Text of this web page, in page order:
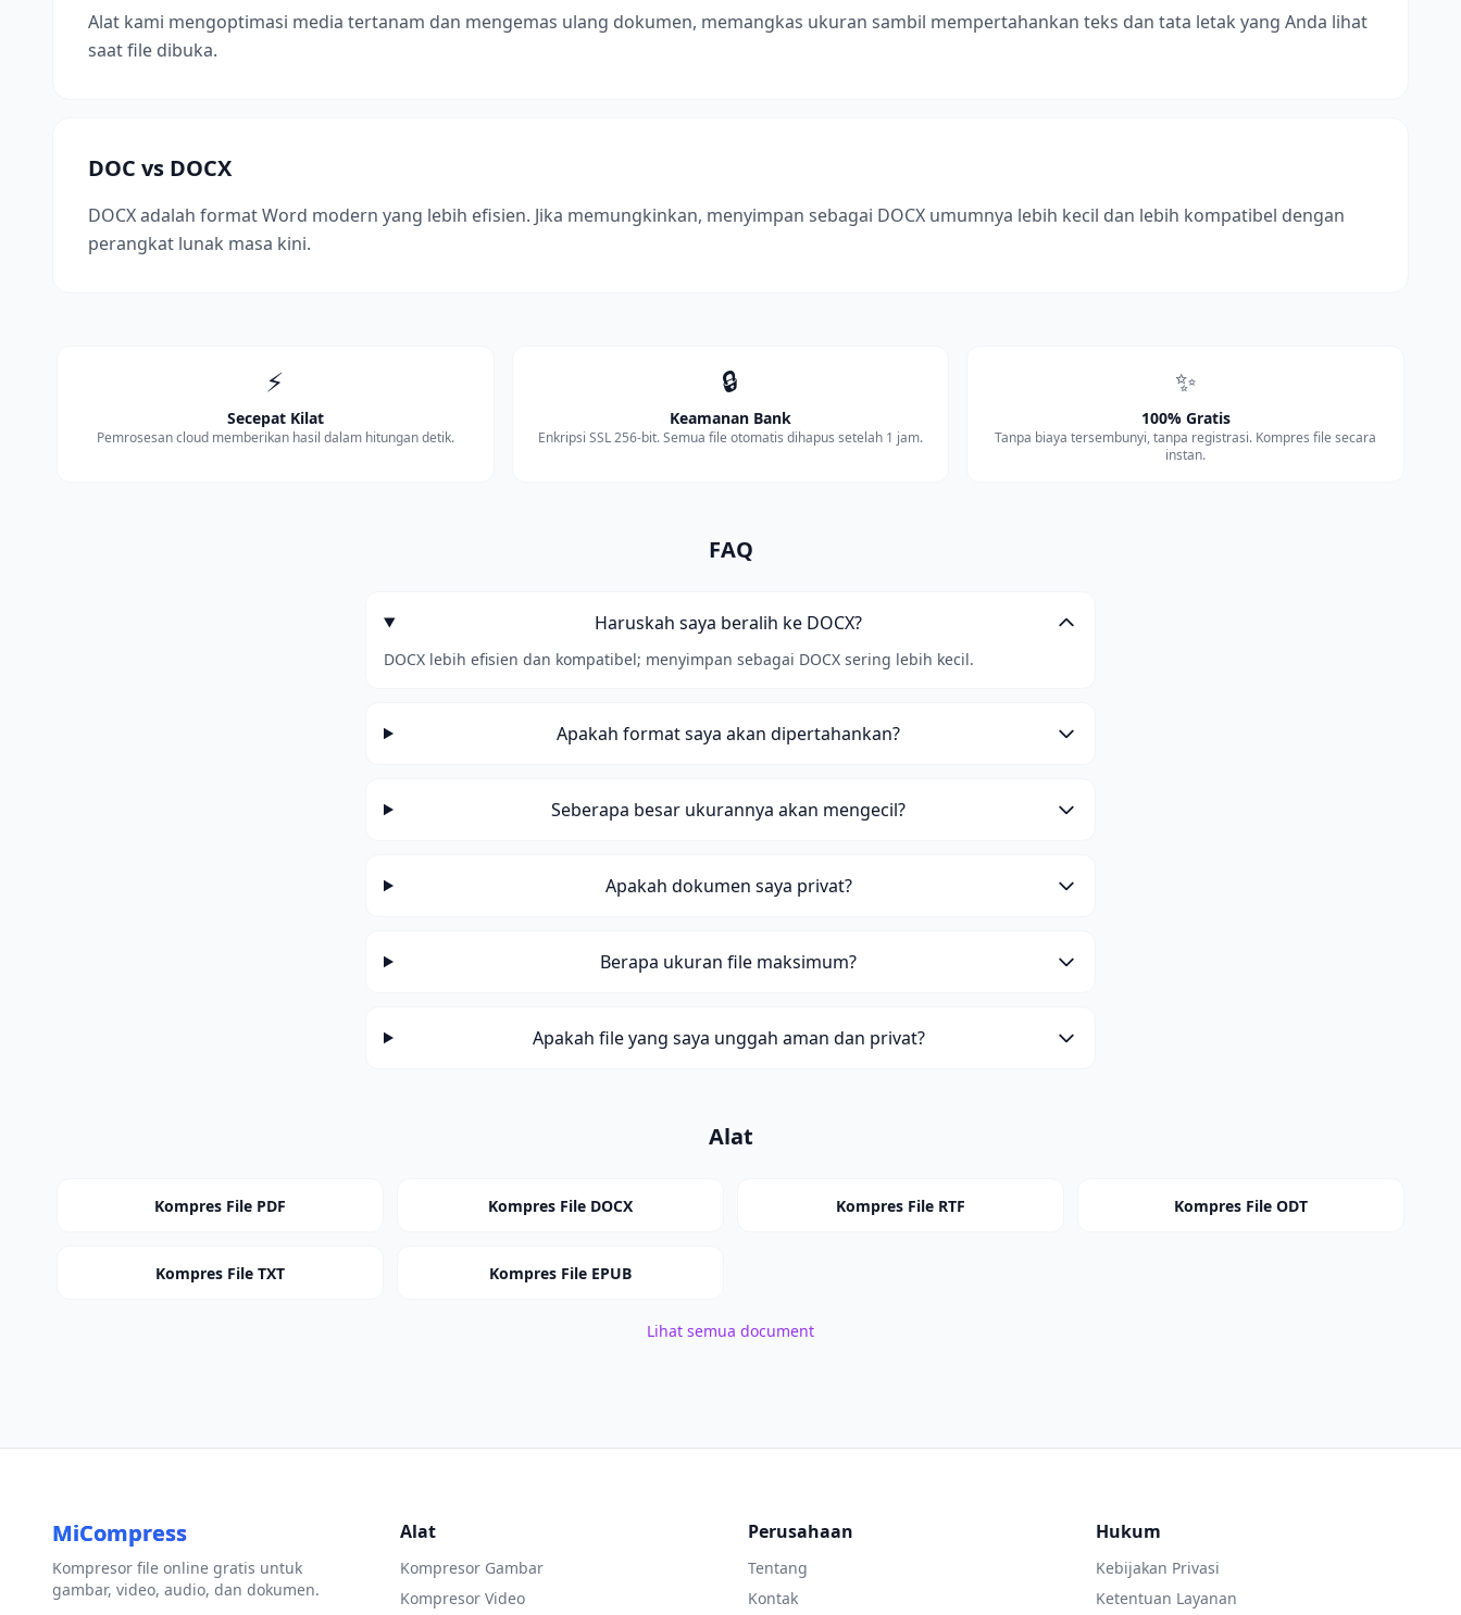
Alat kami mengoptimasi media tertanam dan mengemas ulang dokumen, memangkas ukuran sambil mempertahankan teks dan tata letak yang Anda lihat
saat file dibuka.
DOC vs DOCX
DOCX adalah format Word modern yang lebih efisien. Jika memungkinkan, menyimpan sebagai DOCX umumnya lebih kecil dan lebih kompatibel dengan
perangkat lunak masa kini.
⚡
Secepat Kilat
Pemrosesan cloud memberikan hasil dalam hitungan detik.
🔒
Keamanan Bank
Enkripsi SSL 256-bit. Semua file otomatis dihapus setelah 1 jam.
✨
100% Gratis
Tanpa biaya tersembunyi, tanpa registrasi. Kompres file secara
instan.
FAQ
Haruskah saya beralih ke DOCX?
DOCX lebih efisien dan kompatibel; menyimpan sebagai DOCX sering lebih kecil.
Apakah format saya akan dipertahankan?
Seberapa besar ukurannya akan mengecil?
Apakah dokumen saya privat?
Berapa ukuran file maksimum?
Apakah file yang saya unggah aman dan privat?
Alat
Kompres File PDF Kompres File DOCX Kompres File RTF Kompres File ODT
Kompres File TXT Kompres File EPUB
Lihat semua document
MiCompress
Kompresor file online gratis untuk
gambar, video, audio, dan dokumen.
Alat
Kompresor Gambar
Kompresor Video
Perusahaan
Tentang
Kontak
Hukum
Kebijakan Privasi
Ketentuan Layanan